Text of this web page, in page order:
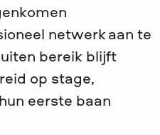
netwerk aan te
bereik blijft
op stage,
eerste baan